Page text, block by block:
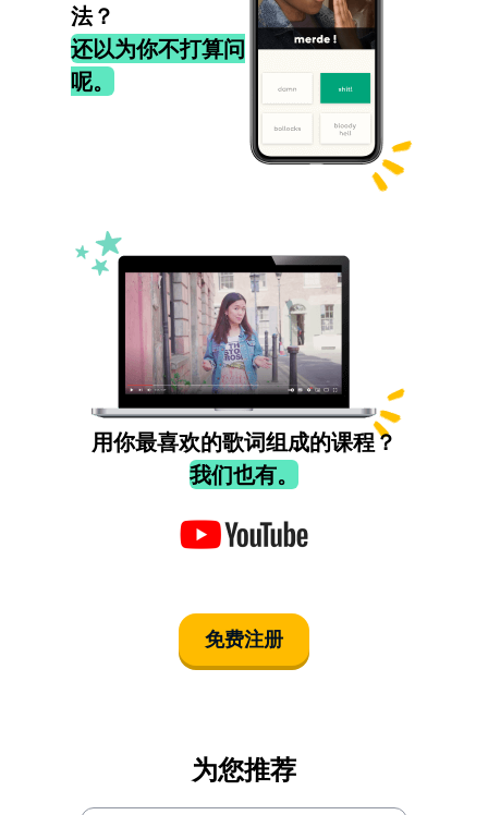
法？
还以为你不打算问
呢。
用你最喜欢的歌词组成的课程？
我们也有。
免费注册
为您推荐